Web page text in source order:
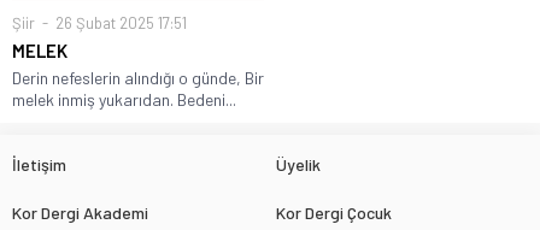
Şiir 26 Şubat 2025 17:51
MELEK
Derin nefeslerin alındığı o günde, Bir
melek inmiş yukarıdan. Bedeni...
İletişim Üyelik
Kor Dergi Akademi Kor Dergi Çocuk